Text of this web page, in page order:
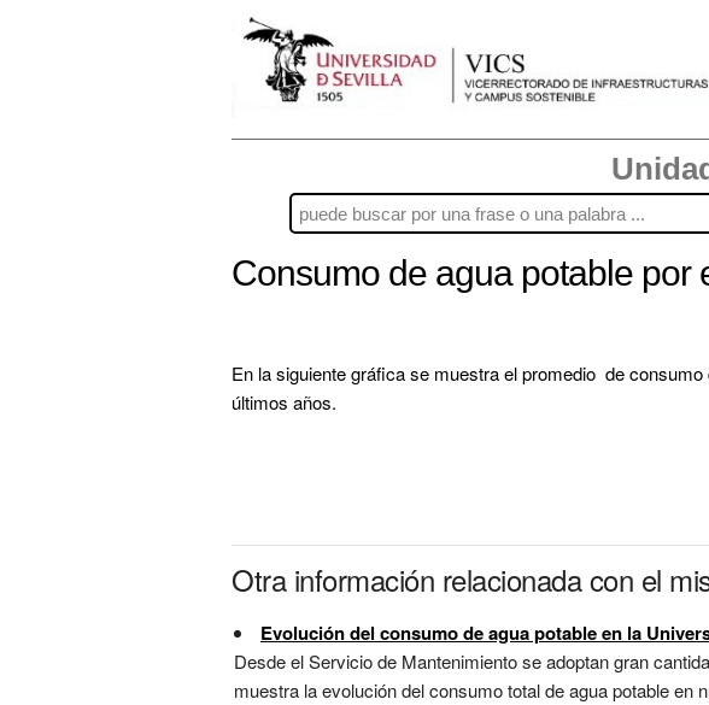
Consumo de agua potable por
En la siguiente gráfica se muestra el promedio  de
últimos años.
Otra información relacionada con el
Evolución del consumo de agua potable en la
Desde el Servicio de Mantenimiento se adoptan gran
muestra la evolución del consumo total de agua potable